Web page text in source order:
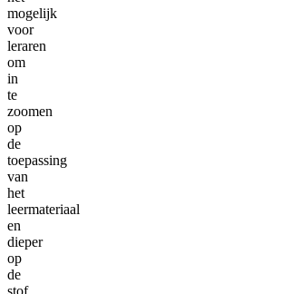
mogelijk
voor
leraren
om
in
te
zoomen
op
de
toepassing
van
het
leermateriaal
en
dieper
op
de
stof